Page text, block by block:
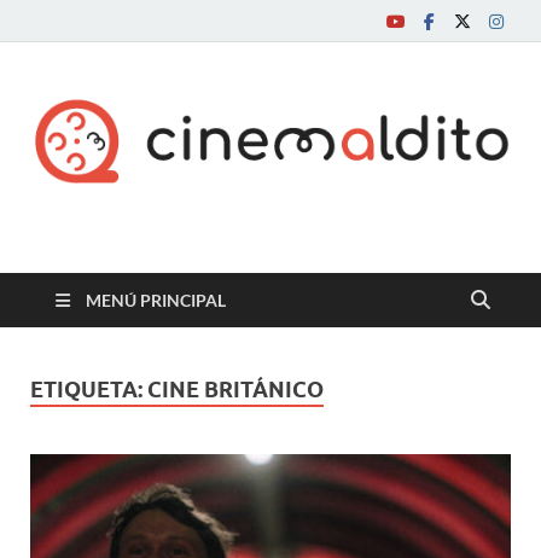
Cine maldito
MENÚ PRINCIPAL
ETIQUETA: CINE BRITÁNICO